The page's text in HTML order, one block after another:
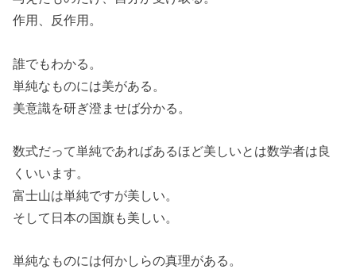
作用、反作用。
誰でもわかる。
単純なものには美がある。
美意識を研ぎ澄ませば分かる。
数式だって単純であればあるほど美しいとは数学者は良
くいいます。
富士山は単純ですが美しい。
そして日本の国旗も美しい。
単純なものには何かしらの真理がある。